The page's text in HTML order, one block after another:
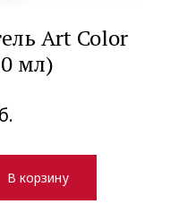
Art Color
мл)
В корзину